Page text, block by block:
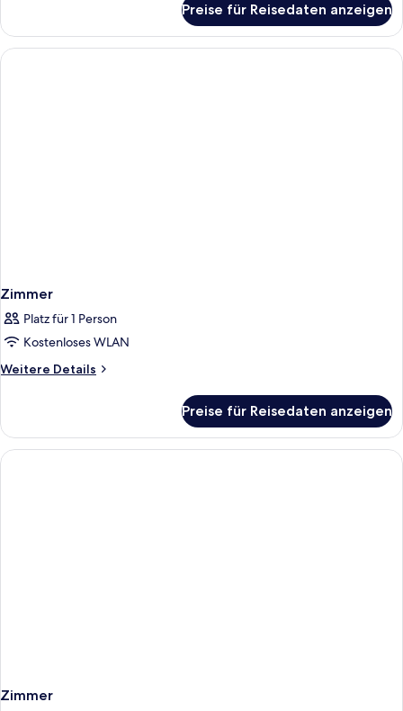
Zimmer,
2 Queen-
Betten
Preise für Reisedaten anzeigen
Zimmer
Platz für 1 Person
Kostenloses WLAN
Weitere Details
Weitere
Preise für Reisedaten anzeigen
Zimmer